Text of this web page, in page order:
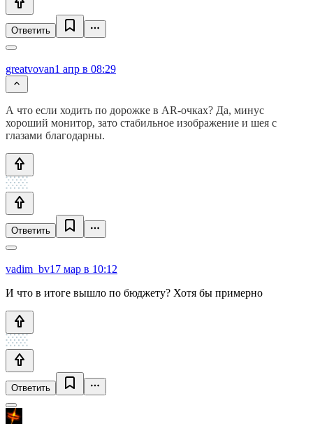
Ответить
greatvovan1 апр в 08:29
А что если ходить по дорожке в AR-очках? Да, минус
хороший монитор, зато стабильное изображение и шея с
глазами благодарны.
Ответить
vadim_bv17 мар в 10:12
И что в итоге вышло по бюджету? Хотя бы примерно
Ответить